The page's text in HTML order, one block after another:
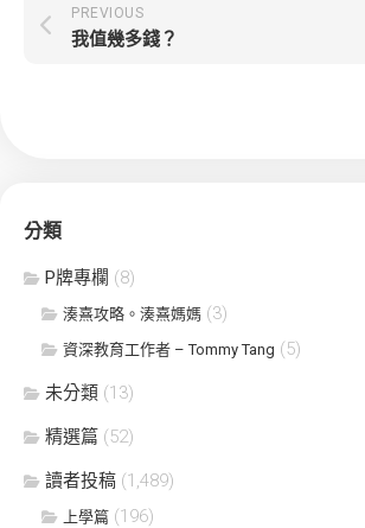
PREVIOUS
我值幾多錢？
分類
P牌專欄 (8)
湊熹攻略。湊熹媽媽 (3)
資深教育工作者 – Tommy Tang (5)
未分類 (13)
精選篇 (52)
讀者投稿 (1,489)
上學篇 (196)